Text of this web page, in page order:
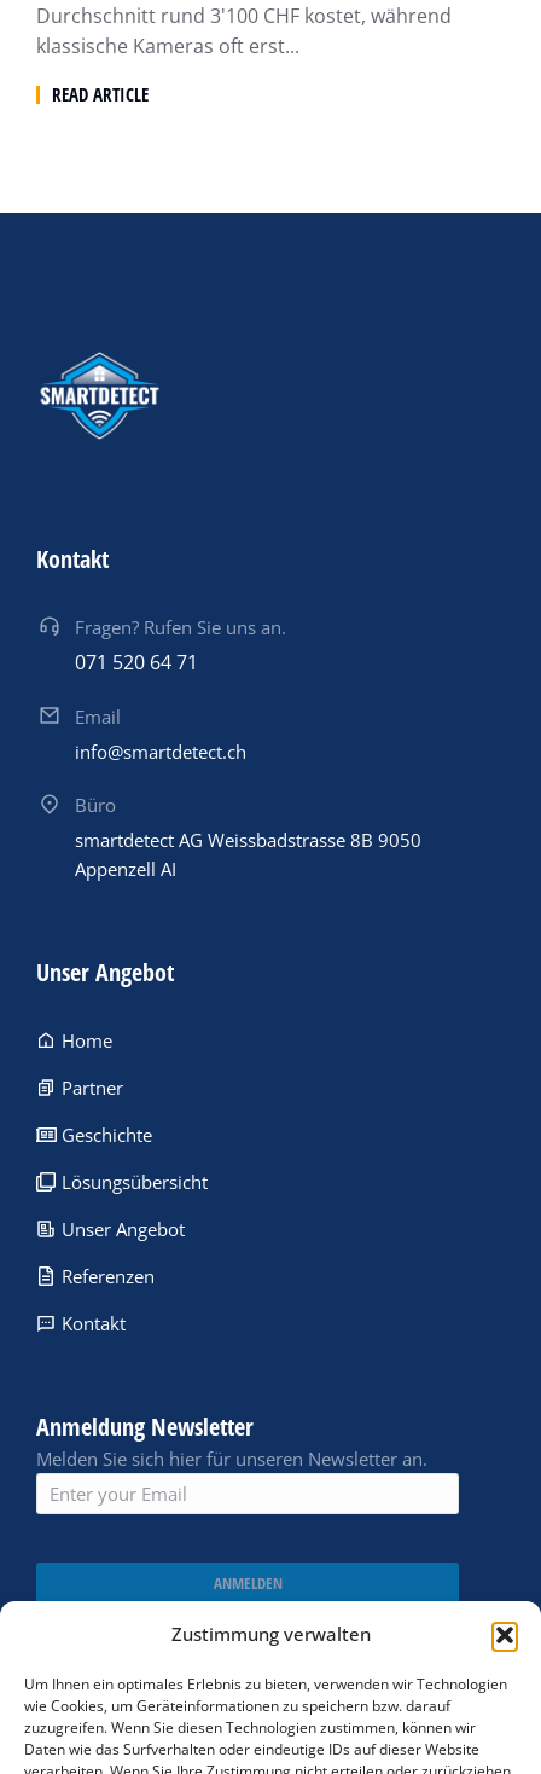
Zustimmung verwalten
Um Ihnen ein optimales Erlebnis zu bieten, verwenden wir Technologien
wie Cookies, um Geräteinformationen zu speichern bzw. darauf
zuzugreifen. Wenn Sie diesen Technologien zustimmen, können wir
Daten wie das Surfverhalten oder eindeutige IDs auf dieser Website
Durchschnitt rund 3'100 CHF kostet, während
klassische Kameras oft erst...
READ ARTICLE
Kontakt
Fragen? Rufen Sie uns an.
071 520 64 71
Email
info@smartdetect.ch
Büro
smartdetect AG Weissbadstrasse 8B 9050
Appenzell AI
Unser Angebot
Home
Partner
Geschichte
Lösungsübersicht
Unser Angebot
Referenzen
Kontakt
Anmeldung Newsletter
Melden Sie sich hier für unseren Newsletter an.
ANMELDEN